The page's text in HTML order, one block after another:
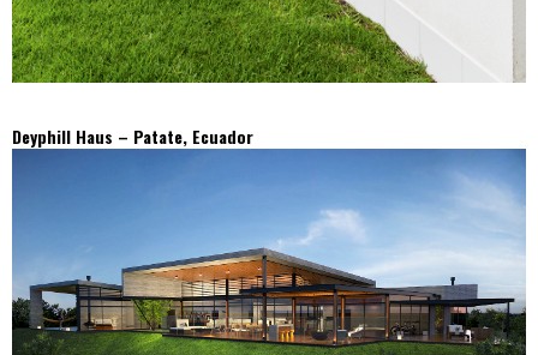
Deyphill Haus – Patate, Ecuador